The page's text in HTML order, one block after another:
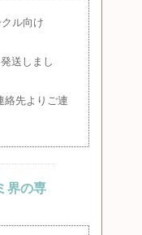
ル向け
送しまし
絡先よりご連
界の専